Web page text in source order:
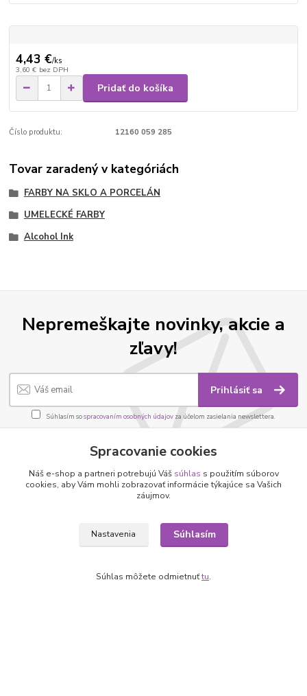
4,43 €/ks
3,60 € bez DPH
Pridať do košíka
Číslo produktu: 12160 059 285
Tovar zaradený v kategóriách
FARBY NA SKLO A PORCELÁN
UMELECKÉ FARBY
Alcohol Ink
Nepremeškajte novinky, akcie a
zľavy!
Prihlásiť sa
Súhlasím sospracovaním osobných údajov za účelom zasielania newslettera.
Informácie pre zákazníkov
Ako nakupovať
Spracovanie cookies
Náš e-shop a partneri potrebujú Váš súhlas s použitím súborov
cookies, aby Vám mohli zobrazovať informácie týkajúce sa Vašich
záujmov.
Nastavenia Súhlasím
Súhlas môžete odmietnuťtu.